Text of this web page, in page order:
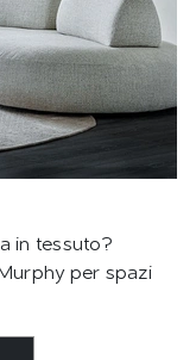
in tessuto?
per spazi